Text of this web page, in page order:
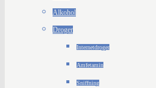
Alkohol
Droger
Internetdroger
Amfetamin
Sniffning